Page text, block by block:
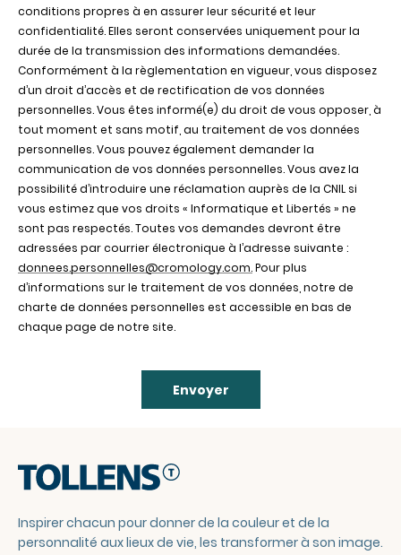
conditions propres à en assurer leur sécurité et leur
confidentialité. Elles seront conservées uniquement pour la
durée de la transmission des informations demandées.
Conformément à la règlementation en vigueur, vous disposez
d’un droit d’accès et de rectification de vos données
personnelles. Vous êtes informé(e) du droit de vous opposer, à
tout moment et sans motif, au traitement de vos données
personnelles. Vous pouvez également demander la
communication de vos données personnelles. Vous avez la
possibilité d’introduire une réclamation auprès de la CNIL si
vous estimez que vos droits « Informatique et Libertés » ne
sont pas respectés. Toutes vos demandes devront être
adressées par courrier électronique à l’adresse suivante :
donnees.personnelles@cromology.com.Pour plus
d’informations sur le traitement de vos données, notre de
charte de données personnelles est accessible en bas de
chaque page de notre site.
Envoyer
Inspirer chacun pour donner de la couleur et de la
personnalité aux lieux de vie, les transformer à son image.